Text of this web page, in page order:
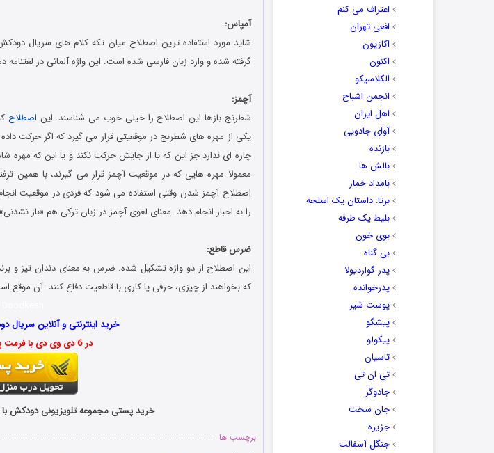
اعتراف می کنم
افعی تهران
اکازیون
اکنون
الکلاسیکو
انجمن اشباح
اهل ایران
آوای جادویی
بازنده
بالش ها
بامداد خمار
برتا: داستان یک اسلحه
بلیط یک‌‌ طرفه
بوی خون
بی گناه
پدر گواردیولا
پدرخوانده
پوست شیر
پیشگو
پیکولو
تاسیان
تی ان تی
جادوگر
جان سخت
جزیره
جنگل آسفالت
آمپاس:
گرفته شده و وارد زبان فارسی شده است. این واژه آلمانی در لغتنامه
آچمز:
شطرنج بازها این اصطلاح را خیلی خوب می شناسند. این اصطلاح
یکی از مهره های شطرنج در موقعیتی قرار می گیرد که اگر حرکت
چاره ای ندارد جز این که یا از جایش حرکت نکند و یا این که مهره
معمولا مهره هایی که در موقعیت آچمز قرار می گیرند، با همین
اصطلاح آچمز شدن وقتی استفاده می شود که فردی در موقعیت
را به اجبار انجام دهد. معنای لغوی آچمز در زبان ترکی هم «باز
ضرس قاطع:
این اصطلاح از دو واژه تشکیل شده. ضرس به معنای دندان تیز و
که بخواهند از چیزی، حرفی یا کاری با قاطعیت دفاع کنند. آن
خرید اینترنتی و آنلاین سریال
در 6 دی وی دی با فرمت پخش خانگی
خرید پستی مجموعه تلویزیونی دودکش
برچسب ها